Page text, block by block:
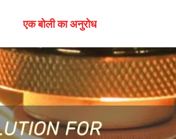
एक बोली का अनुरोध